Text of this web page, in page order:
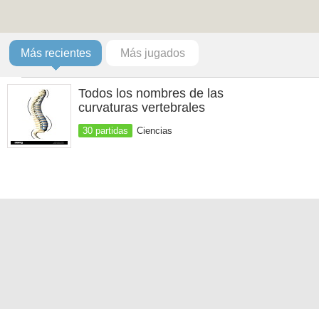
Más recientes Más jugados
Todos los nombres de las
curvaturas vertebrales
30 partidas Ciencias